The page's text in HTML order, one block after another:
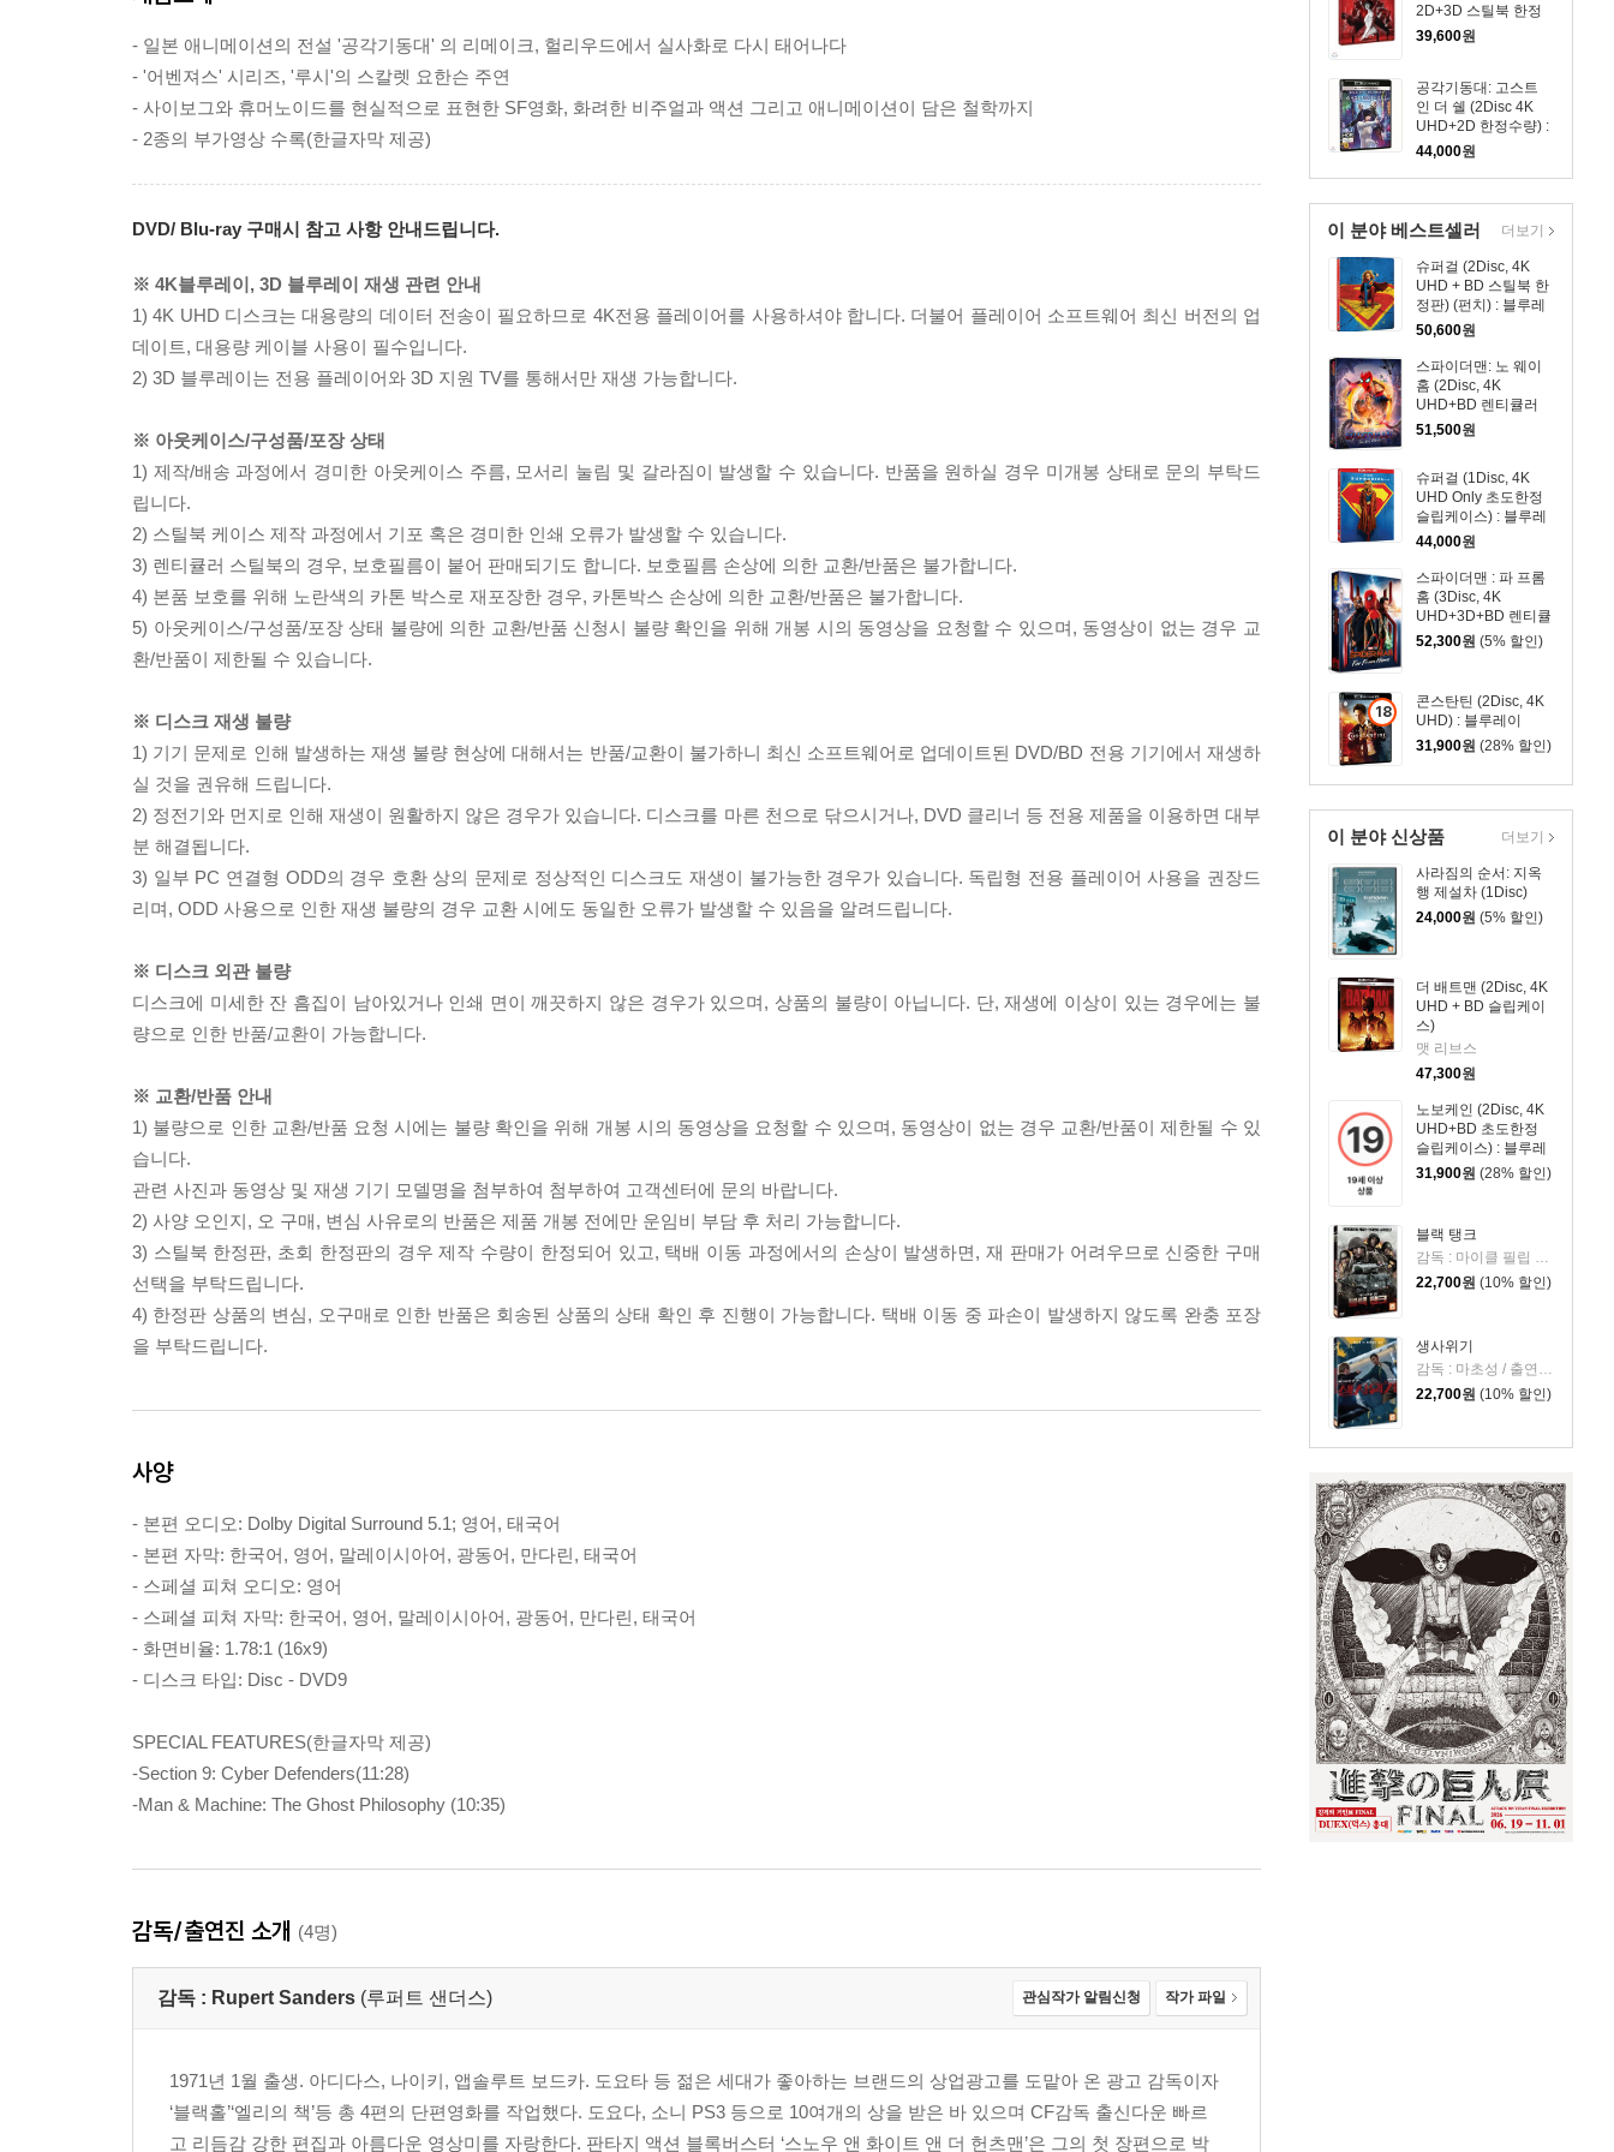
2D+3D 스틸북 한정
수량) : 블루레이
39,600원
공각기동대: 고스트
인 더 쉘 (2Disc 4K
UHD+2D 한정수량) :
블루레이
44,000원
이 분야 베스트셀러
슈퍼걸 (2Disc, 4K
UHD + BD 스틸북 한
정판) (펀치) : 블루레
이
50,600원
스파이더맨: 노 웨이
홈 (2Disc, 4K
UHD+BD 렌티큘러
풀슬립 B1 스틸북 넘
버링 한정판) : 블루레
51,500원
슈퍼걸 (1Disc, 4K
UHD Only 초도한정
슬립케이스) : 블루레
이
44,000원
스파이더맨 : 파 프롬
홈 (3Disc, 4K
UHD+3D+BD 렌티큘
러 풀슬립 B1 스틸북
52,300원 (5% 할인)
18
세
이
상
상
품
콘스탄틴 (2Disc, 4K
UHD) : 블루레이
31,900원 (28% 할인)
더보기
이 분야 신상품
사라짐의 순서: 지옥
행 제설차 (1Disc)
24,000원 (5% 할인)
더 배트맨 (2Disc, 4K
UHD + BD 슬립케이
스)
맷 리브스
47,300원
노보케인 (2Disc, 4K
UHD+BD 초도한정
슬립케이스) : 블루레
이
31,900원 (28% 할인)
블랙 탱크
감독 : 마이클 필립 에드워즈 / 출연 : 앤드류 C. 잉글리시 주니어, 저스틴 A 스미스, 데이비드 초카치, 프랜시스 페이
22,700원 (10% 할인)
생사위기
22,700원 (10% 할인)
더보기
- 일본 애니메이션의 전설 '공각기동대' 의 리메이크, 헐리우드에서 실사화로 다시 태어나다
- '어벤져스' 시리즈, '루시'의 스칼렛 요한슨 주연
- 사이보그와 휴머노이드를 현실적으로 표현한 SF영화, 화려한 비주얼과 액션 그리고 애니메이션이 담은 철학까지
- 2종의 부가영상 수록(한글자막 제공)
DVD/ Blu-ray 구매시 참고 사항 안내드립니다.
※ 4K블루레이, 3D 블루레이 재생 관련 안내
1) 4K UHD 디스크는 대용량의 데이터 전송이 필요하므로 4K전용 플레이어를 사용하셔야 합니다. 더불어 플레이어 소프트웨어 최신 버전의 업
데이트, 대용량 케이블 사용이 필수입니다.
2) 3D 블루레이는 전용 플레이어와 3D 지원 TV를 통해서만 재생 가능합니다.
※ 아웃케이스/구성품/포장 상태
1) 제작/배송 과정에서 경미한 아웃케이스 주름, 모서리 눌림 및 갈라짐이 발생할 수 있습니다. 반품을 원하실 경우 미개봉 상태로 문의 부탁드
립니다.
2) 스틸북 케이스 제작 과정에서 기포 혹은 경미한 인쇄 오류가 발생할 수 있습니다.
3) 렌티큘러 스틸북의 경우, 보호필름이 붙어 판매되기도 합니다. 보호필름 손상에 의한 교환/반품은 불가합니다.
4) 본품 보호를 위해 노란색의 카톤 박스로 재포장한 경우, 카톤박스 손상에 의한 교환/반품은 불가합니다.
5) 아웃케이스/구성품/포장 상태 불량에 의한 교환/반품 신청시 불량 확인을 위해 개봉 시의 동영상을 요청할 수 있으며, 동영상이 없는 경우 교
환/반품이 제한될 수 있습니다.
※ 디스크 재생 불량
1) 기기 문제로 인해 발생하는 재생 불량 현상에 대해서는 반품/교환이 불가하니 최신 소프트웨어로 업데이트된 DVD/BD 전용 기기에서 재생하
실 것을 권유해 드립니다.
2) 정전기와 먼지로 인해 재생이 원활하지 않은 경우가 있습니다. 디스크를 마른 천으로 닦으시거나, DVD 클리너 등 전용 제품을 이용하면 대부
분 해결됩니다.
3) 일부 PC 연결형 ODD의 경우 호환 상의 문제로 정상적인 디스크도 재생이 불가능한 경우가 있습니다. 독립형 전용 플레이어 사용을 권장드
리며, ODD 사용으로 인한 재생 불량의 경우 교환 시에도 동일한 오류가 발생할 수 있음을 알려드립니다.
※ 디스크 외관 불량
디스크에 미세한 잔 흠집이 남아있거나 인쇄 면이 깨끗하지 않은 경우가 있으며, 상품의 불량이 아닙니다. 단, 재생에 이상이 있는 경우에는 불
량으로 인한 반품/교환이 가능합니다.
※ 교환/반품 안내
1) 불량으로 인한 교환/반품 요청 시에는 불량 확인을 위해 개봉 시의 동영상을 요청할 수 있으며, 동영상이 없는 경우 교환/반품이 제한될 수 있
습니다.
관련 사진과 동영상 및 재생 기기 모델명을 첨부하여 첨부하여 고객센터에 문의 바랍니다.
2) 사양 오인지, 오 구매, 변심 사유로의 반품은 제품 개봉 전에만 운임비 부담 후 처리 가능합니다.
3) 스틸북 한정판, 초회 한정판의 경우 제작 수량이 한정되어 있고, 택배 이동 과정에서의 손상이 발생하면, 재 판매가 어려우므로 신중한 구매
선택을 부탁드립니다.
4) 한정판 상품의 변심, 오구매로 인한 반품은 회송된 상품의 상태 확인 후 진행이 가능합니다. 택배 이동 중 파손이 발생하지 않도록 완충 포장
을 부탁드립니다.
사양
- 본편 오디오: Dolby Digital Surround 5.1; 영어, 태국어
- 본편 자막: 한국어, 영어, 말레이시아어, 광동어, 만다린, 태국어
- 스페셜 피쳐 오디오: 영어
- 스페셜 피쳐 자막: 한국어, 영어, 말레이시아어, 광동어, 만다린, 태국어
- 화면비율: 1.78:1 (16x9)
- 디스크 타입: Disc - DVD9
SPECIAL FEATURES(한글자막 제공)
-Section 9: Cyber Defenders(11:28)
-Man & Machine: The Ghost Philosophy (10:35)
감독/출연진 소개 (4명)
감독 : Rupert Sanders (루퍼트 샌더스) 관심작가 알림신청 작가 파일
1971년 1월 출생. 아디다스, 나이키, 앱솔루트 보드카. 도요타 등 젊은 세대가 좋아하는 브랜드의 상업광고를 도맡아 온 광고 감독이자
‘블랙홀’‘엘리의 책’등 총 4편의 단편영화를 작업했다. 도요다, 소니 PS3 등으로 10여개의 상을 받은 바 있으며 CF감독 출신다운 빠르
고 리듬감 강한 편집과 아름다운 영상미를 자랑한다. 판타지 액션 블록버스터 ‘스노우 앤 화이트 앤 더 헌츠맨’은 그의 첫 장편으로 박